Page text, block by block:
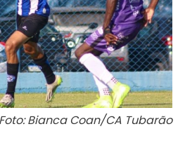
Foto: Bianca Coan/CA Tubarão